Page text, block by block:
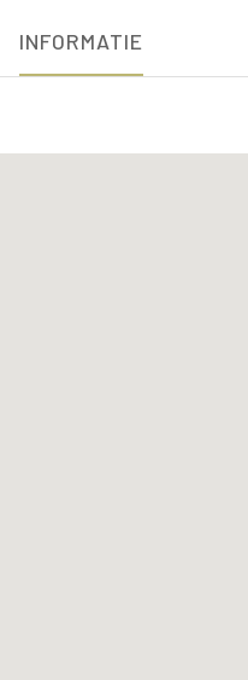
INFORMATIE